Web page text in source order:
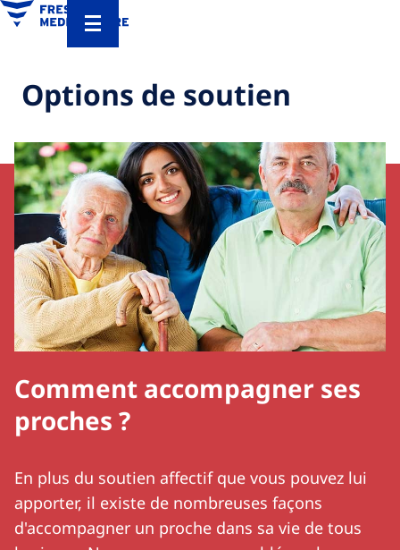
Options de soutien
Comment accompagner ses
proches ?
En plus du soutien affectif que vous pouvez lui
apporter, il existe de nombreuses façons
d'accompagner un proche dans sa vie de tous